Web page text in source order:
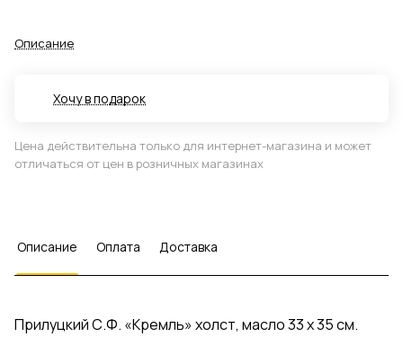
Описание
Хочу в подарок
Цена действительна только для интернет-магазина и может
отличаться от цен в розничных магазинах
Описание Оплата Доставка
Прилуцкий С.Ф. «Кремль» холст, масло 33 х 35 см.